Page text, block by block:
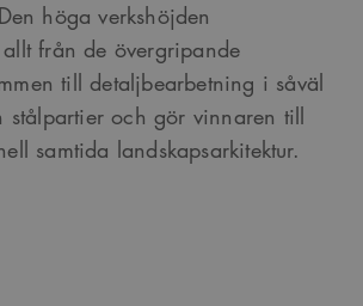
höga verkshöjden
från de övergripande
till detaljbearbetning i såväl
stålpartier och gör vinnaren till
samtida landskapsarkitektur.